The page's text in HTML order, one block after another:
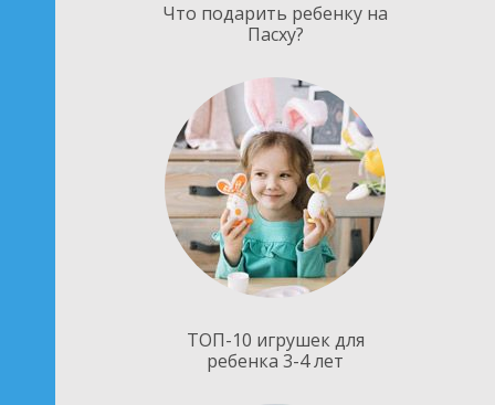
Что подарить ребенку на
Пасху?
ТОП-10 игрушек для
ребенка 3-4 лет